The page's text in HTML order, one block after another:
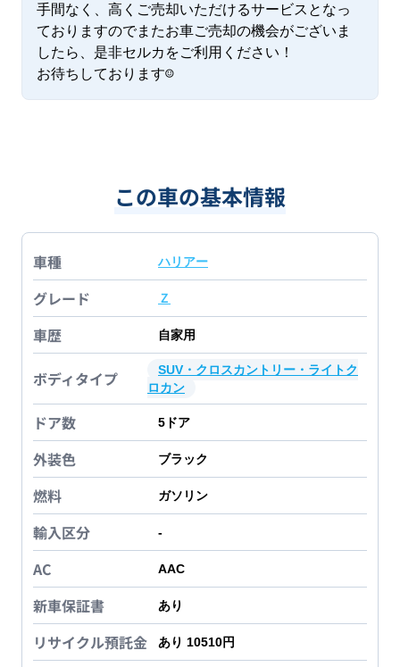
手間なく、高くご売却いただけるサービスとなっ
ておりますのでまたお車ご売却の機会がございま
したら、是非セルカをご利用ください！
お待ちしております☺
この車の基本情報
車種 ハリアー
グレード Ｚ
車歴 自家用
ボディタイプ
SUV・クロスカントリー・ライトク
ロカン
ドア数 5 ドア
外装色 ブラック
燃料 ガソリン
輸入区分 -
AC AAC
新車保証書 あり
リサイクル預託金 あり 10510円